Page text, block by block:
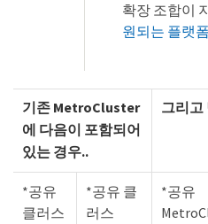
확장 조합이
원되는 플랫
기존 MetroCluster
에 다음이 포함되어
있는 경우..
그리
*공유
클러스
*공유 클
러스
*공유